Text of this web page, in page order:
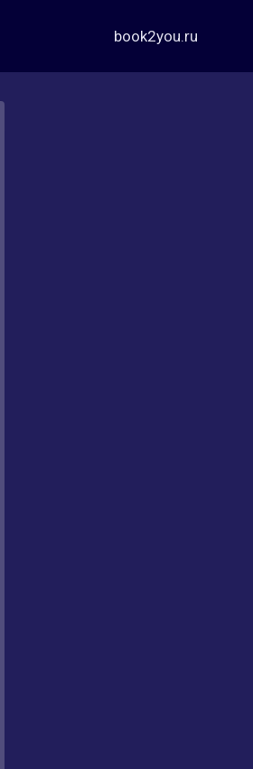
book2you.ru